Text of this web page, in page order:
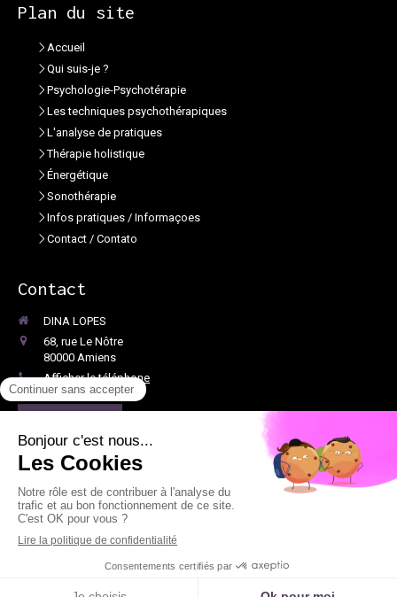
Plan du site
Accueil
Qui suis-je ?
Psychologie-Psychotérapie
Les techniques psychothérapiques
L'analyse de pratiques
Thérapie holistique
Énergétique
Sonothérapie
Infos pratiques / Informaçoes
Contact / Contato
Contact
DINA LOPES
68, rue Le Nôtre
80000 Amiens
Afficher le téléphone
©2020 DINA LOPES - Psychologue clinicienne Amiens
Création et référencement du site par Simplébo
Ce site a été créé grâce à